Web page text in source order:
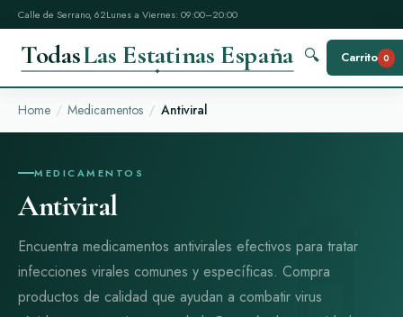
Calle de Serrano, 62Lunes a Viernes: 09:00–20:00
TodasLas Estatinas España 🔍 Carrito 0
Home Medicamentos Antiviral
MEDICAMENTOS
Antiviral
Encuentra medicamentos antivirales efectivos para tratar
infecciones virales comunes y específicas. Compra
productos de calidad que ayudan a combatir virus